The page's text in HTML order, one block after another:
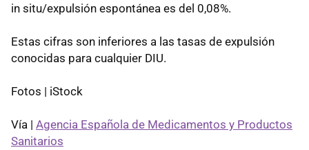
in situ/expulsión espontánea es del 0,08%.
Estas cifras son inferiores a las tasas de expulsión
conocidas para cualquier DIU.
Fotos | iStock
Vía | Agencia Española de Medicamentos y Productos
Sanitarios